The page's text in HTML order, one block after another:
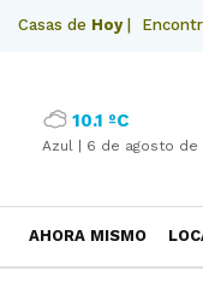
Casas de Hoy|
10.1 ºC
Azul | 6 de agosto de
AHORA MISMO